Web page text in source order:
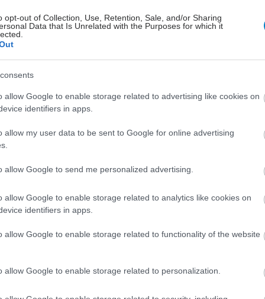
opt-out of Collection, Use, Retention, Sale, and/or Sharing
Data that Is Unrelated with the Purposes for which it
allow Google to enable storage related to advertising like cookies on
identifiers in apps.
allow my user data to be sent to Google for online advertising
allow Google to send me personalized advertising.
allow Google to enable storage related to analytics like cookies on
identifiers in apps.
allow Google to enable storage related to functionality of the website
allow Google to enable storage related to personalization.
και υπεύθυνο».
Manager στην Google Ελλάδας, Θεόδωρος
σε δήλωσή του τόνισε: «Μέσα από τη συνεργασία
και Καποδιστριακό Πανεπιστήμιο Αθηνών,
με τις εξελίξεις στον τομέα της Τεχνητής
και πόρους. Το AI δεν είναι απλώς μια
καινοτομία. Είναι μια δύναμη που μπορεί να
και –το σημαντικότερο – να δώσει φωνή και δύναμη
να δημιουργούμε ευκαιρίες που συμβάλλουν
την επιστήμη και την κοινωνία».
του ΕΚΠΑ με τη Google, η οποία ξεκίνησε με την